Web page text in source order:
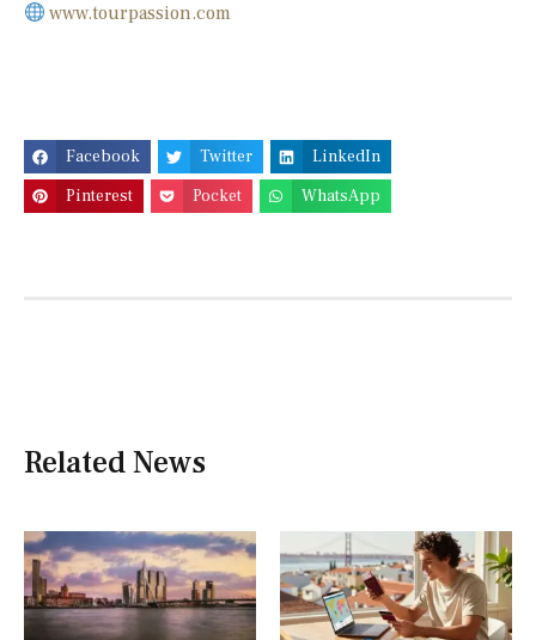
www.tourpassion.com
Facebook Twitter
LinkedIn
Pinterest
Pocket WhatsApp
Related News